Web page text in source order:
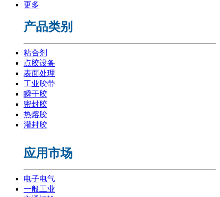
更多
产品类别
粘合剂
点胶设备
表面处理
工业胶带
瞬干胶
密封胶
热熔胶
灌封胶
应用市场
电子电气
一般工业